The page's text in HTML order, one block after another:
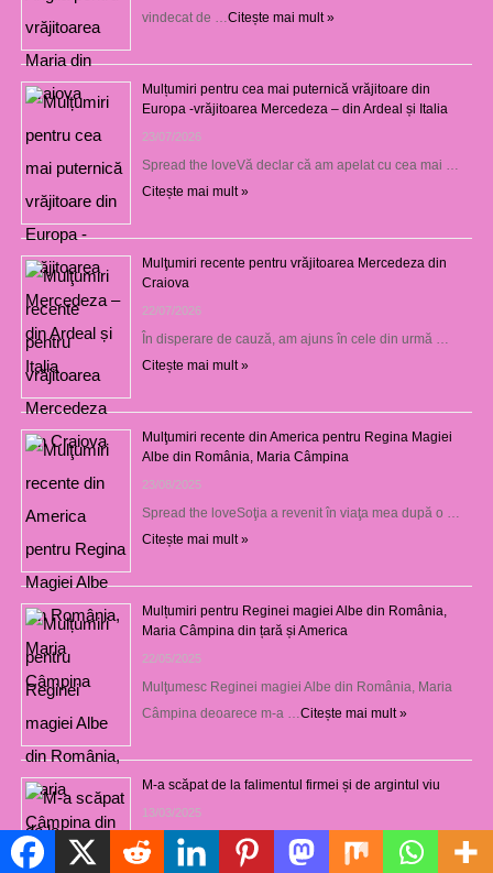
vindecat de … Citește mai mult »
Mulțumiri pentru cea mai puternică vrăjitoare din
Europa -vrăjitoarea Mercedeza – din Ardeal și Italia
23/07/2026
Spread the loveVă declar că am apelat cu cea mai …
Citește mai mult »
Mulţumiri recente pentru vrăjitoarea Mercedeza din
Craiova
22/07/2026
În disperare de cauză, am ajuns în cele din urmă …
Citește mai mult »
Mulţumiri recente din America pentru Regina Magiei
Albe din România, Maria Câmpina
23/08/2025
Spread the loveSoţia a revenit în viaţa mea după o …
Citește mai mult »
Mulțumiri pentru Reginei magiei Albe din România,
Maria Câmpina din țară și America
22/05/2025
Mulţumesc Reginei magiei Albe din România, Maria
Câmpina deoarece m-a … Citește mai mult »
M-a scăpat de la falimentul firmei și de argintul viu
13/03/2025
Spread the loveDoresc să mulţumesc expres vrăjitoarei
Maria din Craiova …
Citește mai mult »
Politică de cookie-uri